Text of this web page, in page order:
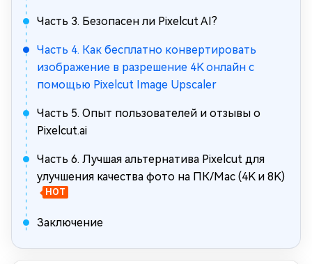
Часть 3. Безопасен ли Pixelcut AI?
Часть 4. Как бесплатно конвертировать
изображение в разрешение 4K онлайн с
помощью Pixelcut Image Upscaler
Часть 5. Опыт пользователей и отзывы о
Pixelcut.ai
Часть 6. Лучшая альтернатива Pixelcut для
улучшения качества фото на ПК/Mac (4K и 8K)
HOT
Заключение